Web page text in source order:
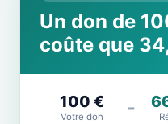
Un don de
coûte que
100 €
Votre don
−